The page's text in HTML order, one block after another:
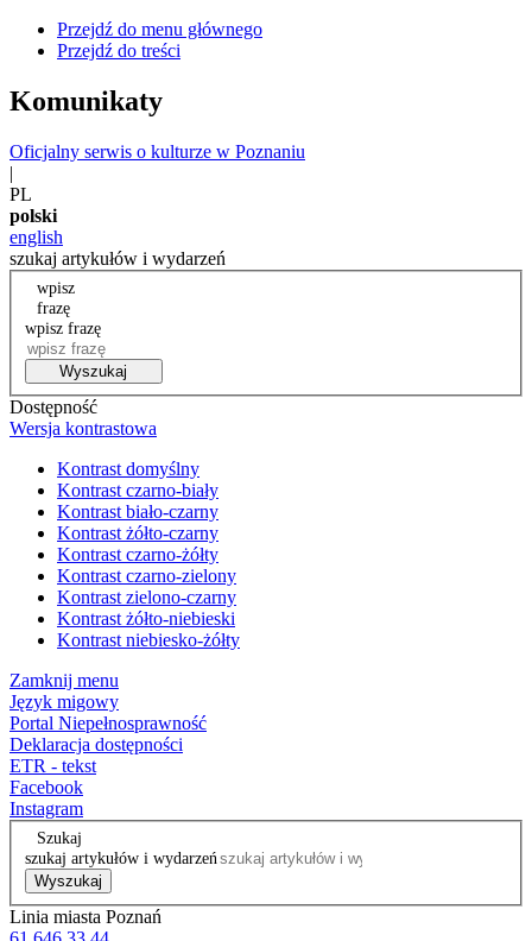
Przejdź do menu głównego
Przejdź do treści
Komunikaty
Oficjalny serwis o kulturze w Poznaniu
|
PL
polski
english
szukaj artykułów i wydarzeń
wpisz
frazę
wpisz frazę
Wyszukaj
Dostępność
Wersja kontrastowa
Kontrast domyślny
Kontrast czarno-biały
Kontrast biało-czarny
Kontrast żółto-czarny
Kontrast czarno-żółty
Kontrast czarno-zielony
Kontrast zielono-czarny
Kontrast żółto-niebieski
Kontrast niebiesko-żółty
Zamknij menu
Język migowy
Portal Niepełnosprawność
Deklaracja dostępności
ETR - tekst
Facebook
Instagram
Szukaj
szukaj artykułów i wydarzeń
Wyszukaj
Linia miasta Poznań